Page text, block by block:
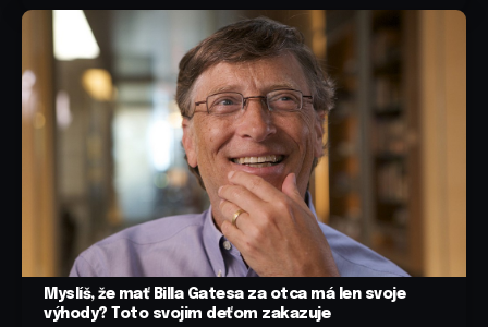
Myslíš, že mať Billa Gatesa za otca má len svoje
výhody? Toto svojim deťom zakazuje